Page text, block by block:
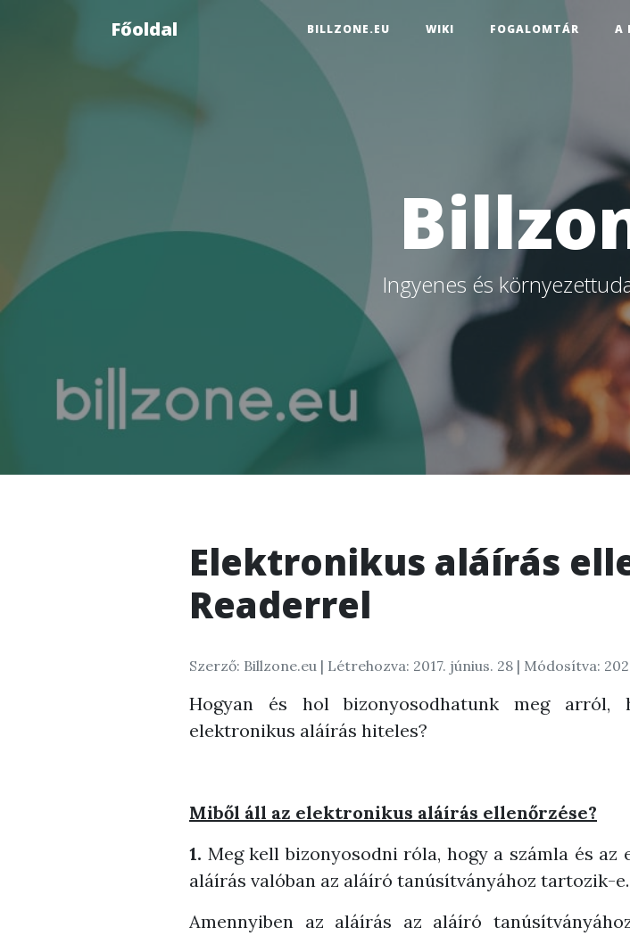
Főoldal BILLZONE.EU WIKI FOGALOMTÁR A
Ingyenes és
Elektronikus aláírás
Readerrel
Szerző: Billzone.eu | Létrehozva: 2017. június. 28 | Módosítva:
Hogyan és hol bizonyosodhatunk meg arról,
elektronikus aláírás hiteles?
Miből áll az elektronikus aláírás ellenőrzése?
1. Meg kell bizonyosodni róla, hogy a számla és
aláírás valóban az aláíró tanúsítványához tartozik-e.
Amennyiben az aláírás az aláíró